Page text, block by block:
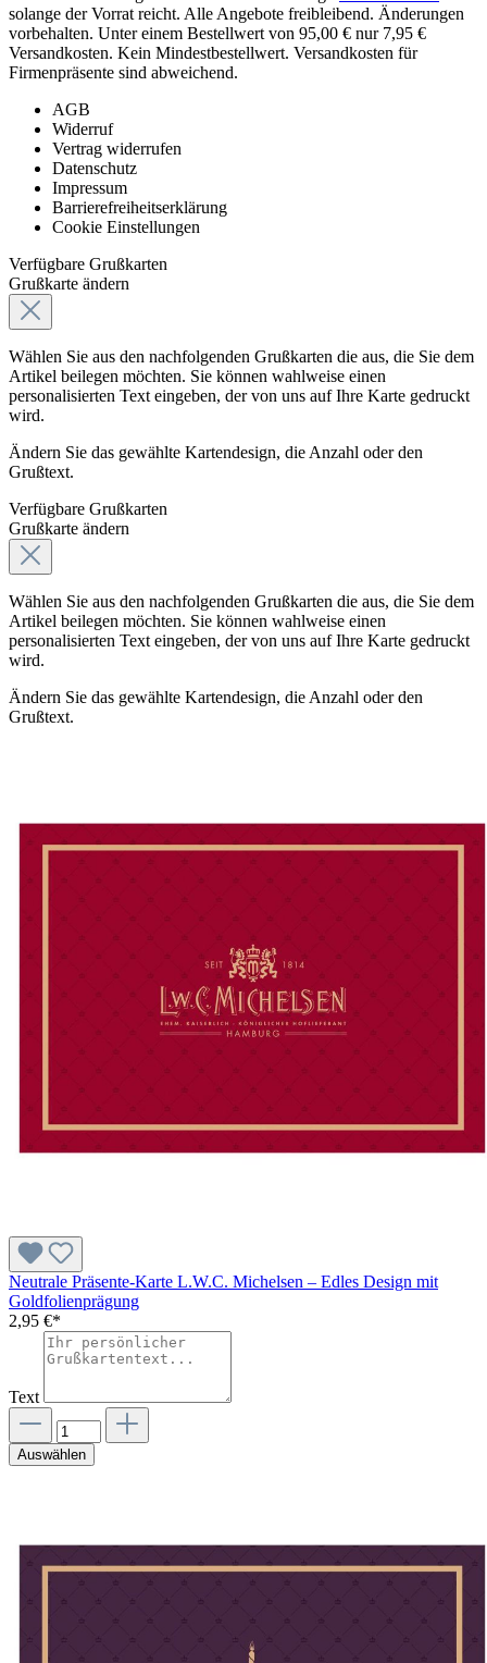
solange der Vorrat reicht. Alle Angebote freibleibend. Änderungen
vorbehalten. Unter einem Bestellwert von 95,00 € nur 7,95 €
Versandkosten. Kein Mindestbestellwert. Versandkosten für
Firmenpräsente sind abweichend.
AGB
Widerruf
Vertrag widerrufen
Datenschutz
Impressum
Barrierefreiheitserklärung
Cookie Einstellungen
Verfügbare Grußkarten
Grußkarte ändern
Wählen Sie aus den nachfolgenden Grußkarten die aus, die Sie dem
Artikel beilegen möchten. Sie können wahlweise einen
personalisierten Text eingeben, der von uns auf Ihre Karte gedruckt
wird.
Ändern Sie das gewählte Kartendesign, die Anzahl oder den
Grußtext.
Verfügbare Grußkarten
Grußkarte ändern
Wählen Sie aus den nachfolgenden Grußkarten die aus, die Sie dem
Artikel beilegen möchten. Sie können wahlweise einen
personalisierten Text eingeben, der von uns auf Ihre Karte gedruckt
wird.
Ändern Sie das gewählte Kartendesign, die Anzahl oder den
Grußtext.
Neutrale Präsente-Karte L.W.C. Michelsen – Edles Design mit
Goldfolienprägung
2,95 €*
Text
Auswählen